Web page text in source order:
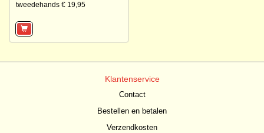
tweedehands € 19,95
Klantenservice
Contact
Bestellen en betalen
Verzendkosten